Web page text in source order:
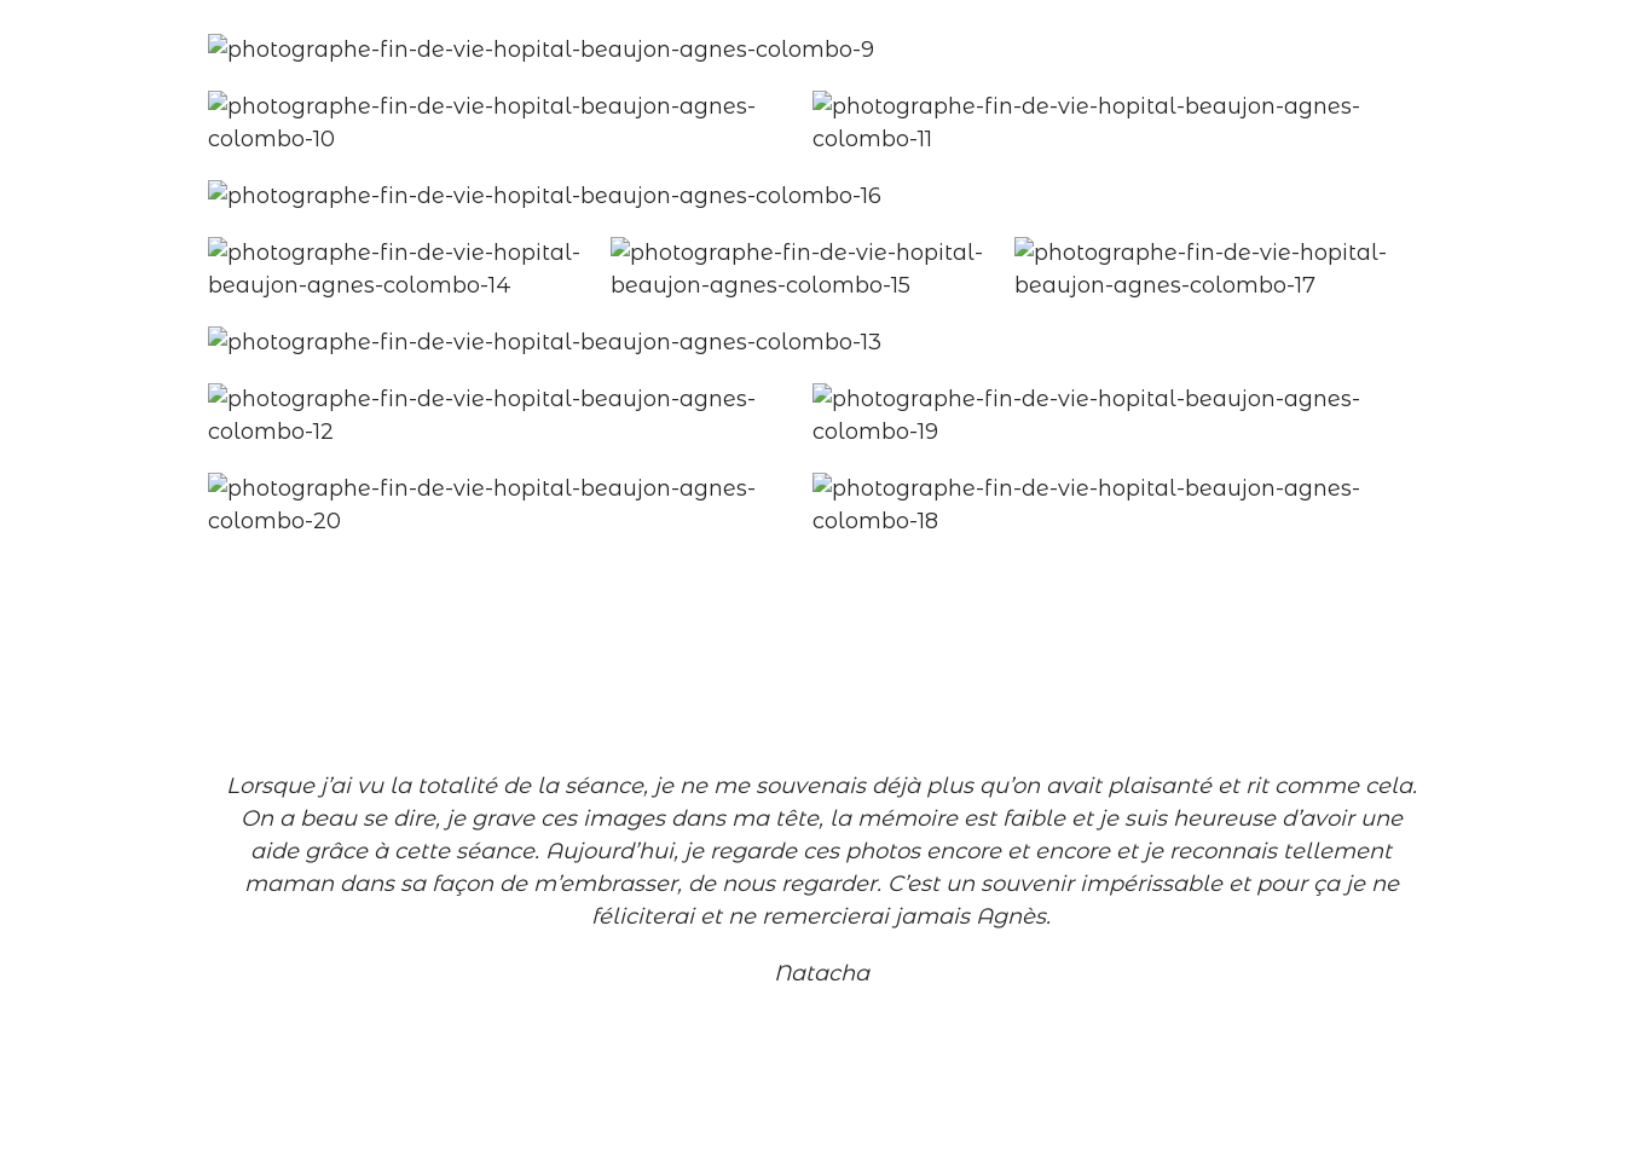
Lorsque j’ai vu la totalité de la séance, je ne me souvenais déjà plus qu’on avait plaisanté et rit comme cela.
On a beau se dire, je grave ces images dans ma tête, la mémoire est faible et je suis heureuse d’avoir une
aide grâce à cette séance. Aujourd’hui, je regarde ces photos encore et encore et je reconnais tellement
maman dans sa façon de m’embrasser, de nous regarder. C’est un souvenir impérissable et pour ça je ne
féliciterai et ne remercierai jamais Agnès.
Natacha